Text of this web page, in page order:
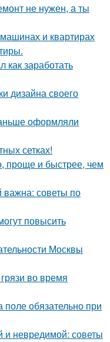
не нужен, а ты
и квартирах
заработать
дизайна своего
оформляли
сетках!
проще и быстрее, чем
важна: советы по
повысить
Москвы
во время
обязательно при
и невредимой: советы